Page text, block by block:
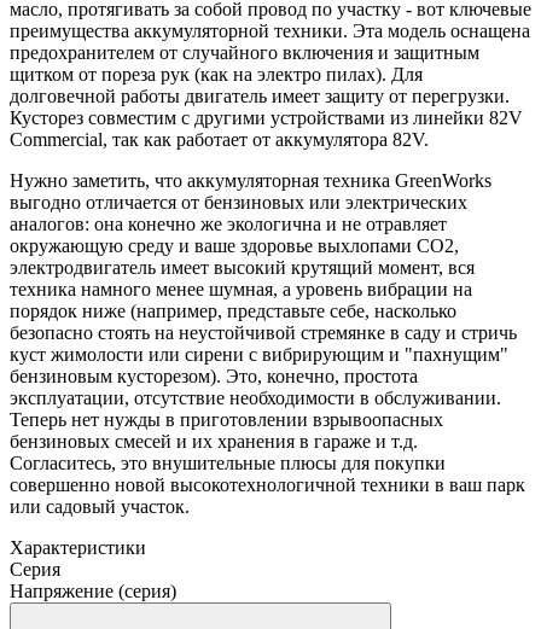
масло, протягивать за собой провод по участку - вот ключевые
преимущества аккумуляторной техники. Эта модель оснащена
предохранителем от случайного включения и защитным
щитком от пореза рук (как на электро пилах). Для
долговечной работы двигатель имеет защиту от перегрузки.
Кусторез совместим с другими устройствами из линейки 82V
Commercial, так как работает от аккумулятора 82V.
Нужно заметить, что аккумуляторная техника GreenWorks
выгодно отличается от бензиновых или электрических
аналогов: она конечно же экологична и не отравляет
окружающую среду и ваше здоровье выхлопами СО2,
электродвигатель имеет высокий крутящий момент, вся
техника намного менее шумная, а уровень вибрации на
порядок ниже (например, представьте себе, насколько
безопасно стоять на неустойчивой стремянке в саду и стричь
куст жимолости или сирени с вибрирующим и "пахнущим"
бензиновым кусторезом). Это, конечно, простота
эксплуатации, отсутствие необходимости в обслуживании.
Теперь нет нужды в приготовлении взрывоопасных
бензиновых смесей и их хранения в гараже и т.д.
Согласитесь, это внушительные плюсы для покупки
совершенно новой высокотехнологичной техники в ваш парк
или садовый участок.
Характеристики
Серия
Напряжение (серия)